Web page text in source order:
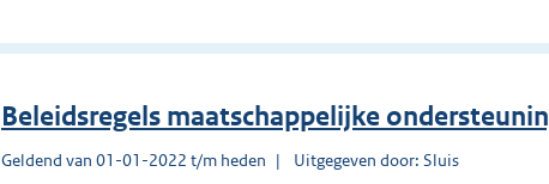
Beleidsregels maatschappelijke
Geldend van 01-01-2022 t/m heden Uitgegeven door: Sluis